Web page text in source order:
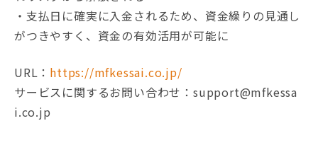
・支払日に確実に入金されるため、資金繰りの見通し
がつきやすく、資金の有効活用が可能に
URL： https://mfkessai.co.jp/
サービスに関するお問い合わせ：support@mfkessa
i.co.jp